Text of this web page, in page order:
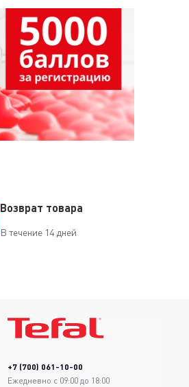
из шерсти и шелка. •
Возврат товара
В течение 14 дней
+7 (700) 061-10-00
Ежедневно с 09:00 до 18:00